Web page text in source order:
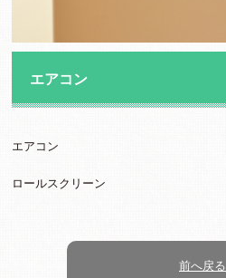
エアコン
エアコン
ロールスクリーン
前へ戻る